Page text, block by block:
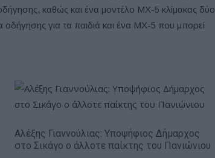
καθώς και ένα μοντέλο MX-5 κλίμακας δύο
οδήγησης για τα παιδιά και ένα MX-5 που μπορεί
Αλέξης Γιαννούλιας: Υποψήφιος Δήμαρχος
στο Σικάγο ο άλλοτε παίκτης του Πανιώνιου